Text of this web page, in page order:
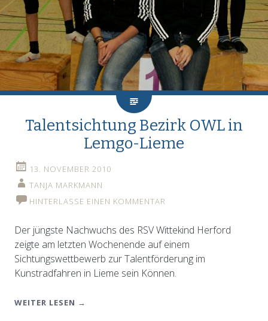
Talentsichtung Bezirk OWL in
Lemgo-Lieme
13. NOVEMBER 2010
TANJA MARKMANN
HINTERLASSE EINEN KOMMENTAR
Der jüngste Nachwuchs des RSV Wittekind Herford
zeigte am letzten Wochenende auf einem
Sichtungswettbewerb zur Talentförderung im
Kunstradfahren in Lieme sein Können.
WEITER LESEN →